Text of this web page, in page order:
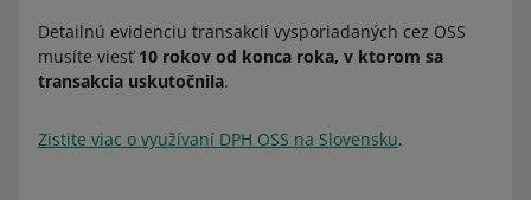
Detailnú evidenciu transakcií vysporiadaných cez OSS
musíte viesť10 rokov od konca roka, v ktorom sa
transakcia uskutočnila.
Zistite viac o využívaní DPH OSS na Slovensku.